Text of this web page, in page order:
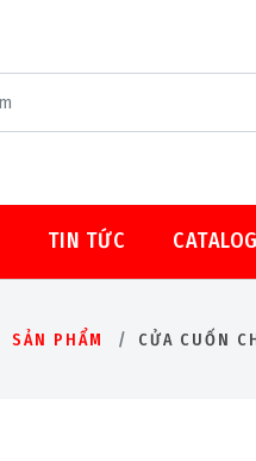
TIN TỨC
SẢN PHẨM CỬA CUỐN